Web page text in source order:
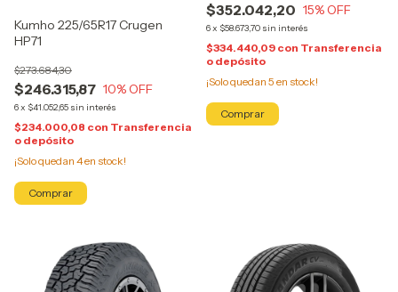
Kumho 225/65R17 Crugen
HP71
$246.315,87
$273.684,30
10% OFF
6x $41.052,65 sin interés
$234.000,08 con Transferencia
o depósito
¡Solo quedan 4en stock!
$352.042,20 15% OFF
6x $58.673,70 sin interés
$334.440,09 con Transferencia
o depósito
¡Solo quedan 5 en stock!